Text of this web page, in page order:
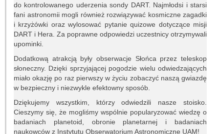
Plany zajęć
Dyżury pracowników
Prace dyplomowe
Egzaminy dyplomowe
Praktyki studenckie
Koło naukowe
do kontrolowanego uderzenia sondy DART. Najmłodsi i starsi
fani astronomii mogli również rozwiązywać kosmiczne zagadki
i krzyżówki oraz wylosować pytanie quizowe dotyczące misji
DART i Hera. Za poprawne odpowiedzi uczestnicy otrzymywali
upominki.
Dodatkową atrakcją były obserwacje Słońca przez teleskop
słoneczny. Dzięki sprzyjającej pogodzie wielu odwiedzających
miało okazję po raz pierwszy w życiu zobaczyć naszą gwiazdę
w bezpieczny i niezwykle efektowny sposób.
Dziękujemy wszystkim, którzy odwiedzili nasze stoisko.
Cieszymy się, że mogliśmy wspólnie popularyzować wiedzę o
badaniach planetoid, obronie planetarnej i badaniach
naukowców z Instytutu Obserwatorium Astronomiczne UAM!